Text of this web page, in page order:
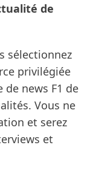
de
sélectionnez
privilégiée
news F1 de
Vous ne
et serez
et